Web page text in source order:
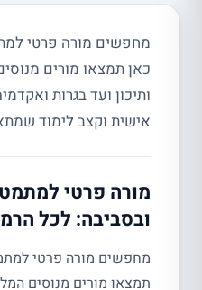
מחפשים מורה פרטי
כאן תמצאו מורים
ותיכון ועד בגרות
אישית וקצב לימוד
מורה פרטי
ובסביבה: לכל
מחפשים מורה פרטי
תמצאו מורים מנוסים